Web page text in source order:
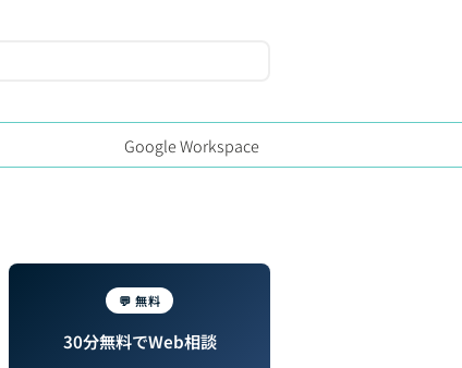
Google Workspace
💬 無料
30分無料でWeb相談